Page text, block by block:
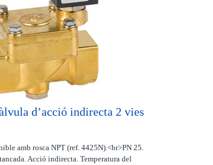
d’acció indirecta 2 vies
amb rosca NPT (ref. 4425N).<br>PN 25.
Acció indirecta. Temperatura del